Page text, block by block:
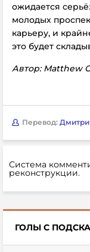
ожидается
молодых
карьеру, и
это будет
Автор: Matthew
Перевод:
Система
реконструкции.
ГОЛЫ С